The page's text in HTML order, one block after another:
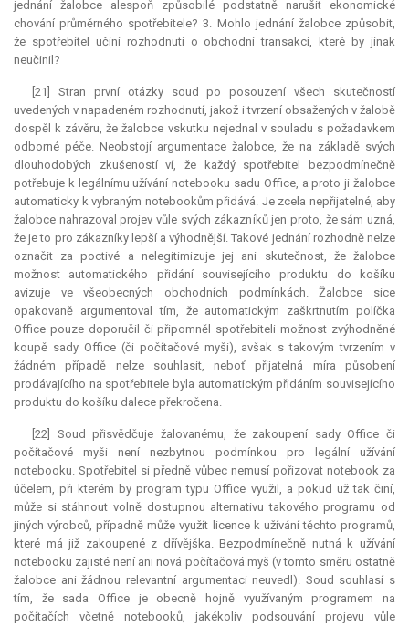
jednání žalobce alespoň způsobilé podstatně narušit ekonomické
chování průměrného spotřebitele? 3. Mohlo jednání žalobce způsobit,
že spotřebitel učiní rozhodnutí o obchodní transakci, které by jinak
neučinil?
[21] Stran první otázky soud po posouzení všech skutečností
uvedených v napadeném rozhodnutí, jakož i tvrzení obsažených v žalobě
dospěl k závěru, že žalobce vskutku nejednal v souladu s požadavkem
odborné péče. Neobstojí argumentace žalobce, že na základě svých
dlouhodobých zkušeností ví, že každý spotřebitel bezpodmínečně
potřebuje k legálnímu užívání notebooku sadu Office, a proto ji žalobce
automaticky k vybraným notebookům přidává. Je zcela nepřijatelné, aby
žalobce nahrazoval projev vůle svých zákazníků jen proto, že sám uzná,
že je to pro zákazníky lepší a výhodnější. Takové jednání rozhodně nelze
označit za poctivé a nelegitimizuje jej ani skutečnost, že žalobce
možnost automatického přidání souvisejícího produktu do košíku
avizuje ve všeobecných obchodních podmínkách. Žalobce sice
opakovaně argumentoval tím, že automatickým zaškrtnutím políčka
Office pouze doporučil či připomněl spotřebiteli možnost zvýhodněné
koupě sady Office (či počítačové myši), avšak s takovým tvrzením v
žádném případě nelze souhlasit, neboť přijatelná míra působení
prodávajícího na spotřebitele byla automatickým přidáním souvisejícího
produktu do košíku dalece překročena.
[22] Soud přisvědčuje žalovanému, že zakoupení sady Office či
počítačové myši není nezbytnou podmínkou pro legální užívání
notebooku. Spotřebitel si předně vůbec nemusí pořizovat notebook za
účelem, při kterém by program typu Office využil, a pokud už tak činí,
může si stáhnout volně dostupnou alternativu takového programu od
jiných výrobců, případně může využít licence k užívání těchto programů,
které má již zakoupené z dřívějška. Bezpodmínečně nutná k užívání
notebooku zajisté není ani nová počítačová myš (v tomto směru ostatně
žalobce ani žádnou relevantníargumentaci neuvedl). Soud souhlasí s
tím, že sada Office je obecně hojně využívaným programem na
počítačích včetně notebooků, jakékoliv podsouvání projevu vůle